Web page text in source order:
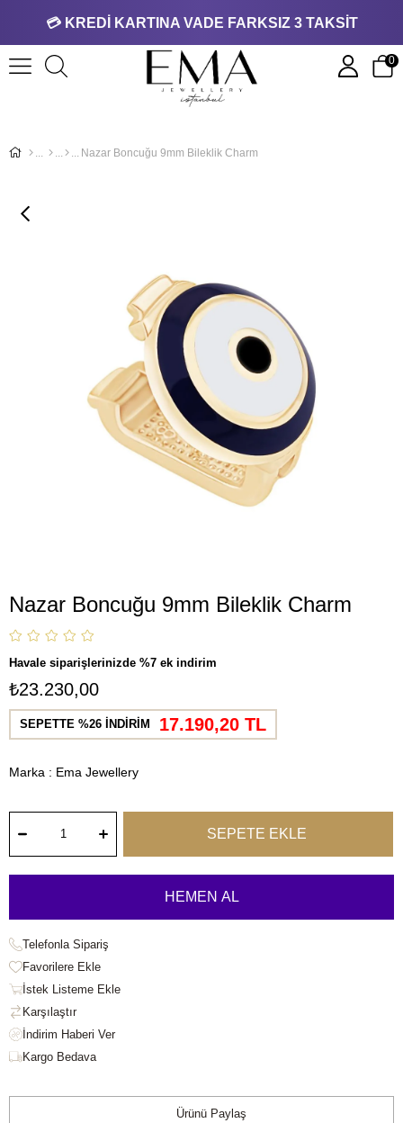
💳 KREDİ KARTINA VADE FARKSIZ 3 TAKSİT
0
Nazar Boncuğu 9mm Bileklik Charm
Nazar Boncuğu 9mm Bileklik Charm
Havale siparişlerinizde %7 ek indirim
₺23.230,00
SEPETTE %26 İNDİRİM 17.190,20 TL
Marka : Ema Jewellery
Telefonla Sipariş
Favorilere Ekle
İstek Listeme Ekle
Karşılaştır
Kargo Bedava
Ürünü Paylaş